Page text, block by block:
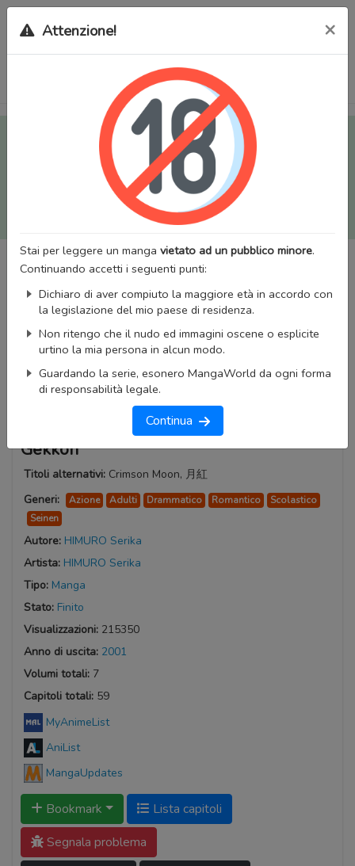
Tutti i Doujinshi e Manga per adulti (+18) sono stati trasferiti
sul nostro nuovo sito (
mangaworldadult.net
); invece, per i
Manga classici, puoi utilizzare
MangaWorld
Potrai effettuare illogincon il tuo account di MangaWorld
tutti i dati sono condivisi tra i due siti,
perderai alcun dato, inclusi bookmarks e premium
Attenzione! ×
Stai per leggere un manga vietato ad un pubblico minore.
Continuando accetti i seguenti punti:
Dichiaro di aver compiuto la maggiore età in accordo con
la legislazione del mio paese di residenza.
Non ritengo che il nudo ed immagini oscene o esplicite
urtino la mia persona in alcun modo.
Guardando la serie, esonero MangaWorld da ogni forma
di responsabilità legale.
Continua
Gekkoh
Titoli alternativi: Crimson Moon, 月紅
Generi:
Azione Adulti Drammatico Romantico
Scolastico
Seinen
Autore: HIMURO Serika
Artista: HIMURO Serika
Tipo: Manga
Stato: Finito
Visualizzazioni: 215350
Anno di uscita: 2001
Volumi totali: 7
Capitoli totali: 59
MyAnimeList
AniList
MangaUpdates
Bookmark
Lista capitoli
Segnala problema